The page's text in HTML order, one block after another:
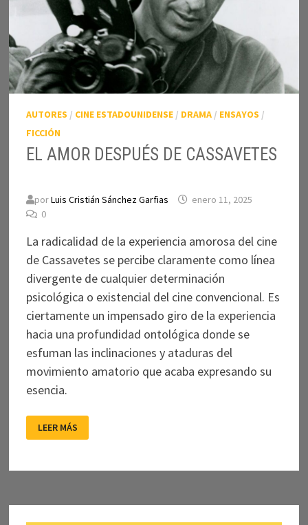
AUTORES / CINE ESTADOUNIDENSE/ DRAMA/ ENSAYOS /
FICCIÓN
EL AMOR DESPUÉS DE CASSAVETES
porLuis Cristián Sánchez Garfias
enero 11, 2025
0
La radicalidad de la experiencia amorosa del cine
de Cassavetes se percibe claramente como línea
divergente de cualquier determinación
psicológica o existencial del cine convencional. Es
ciertamente un impensado giro de la experiencia
hacia una profundidad ontológica donde se
esfuman las inclinaciones y ataduras del
movimiento amatorio que acaba expresando su
esencia.
AMOR
DESPUÉS
LEER MÁS